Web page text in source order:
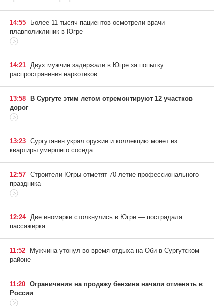
14:55
Более 11 тысяч пациентов осмотрели врачи
плавполиклиник в Югре
14:21 Двух мужчин задержали в Югре за попытку
распространения наркотиков
13:58
В Сургуте этим летом отремонтируют 12 участков
дорог
13:23 Сургутянин украл оружие и коллекцию монет из
квартиры умершего соседа
12:57 Строители Югры отметят 70-летие профессионального
праздника
12:24 Две иномарки столкнулись в Югре — пострадала
пассажирка
11:52
Мужчина утонул во время отдыха на Оби в Сургутском
районе
11:20 Ограничения на продажу бензина начали отменять в
России